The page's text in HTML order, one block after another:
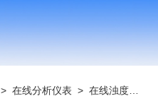
>在线分析仪表 >在线浊度仪